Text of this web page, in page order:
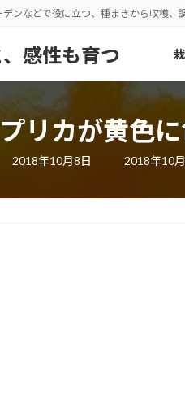
ンなどで役に立つ、種まきから収穫、
感性も育つ
リカが黄色に
2018年10月8日
最
2018年10